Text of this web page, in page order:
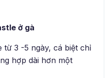
ở gà
từ 3 -5 ngày, cá biệt chỉ
hợp dài hơn một